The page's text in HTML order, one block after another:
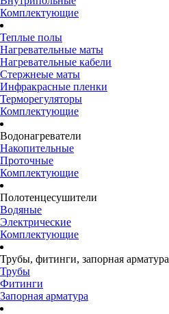
Комплектующие
Теплые полы
Нагревательные маты
Нагревательные кабели
Стержнеые маты
Инфракрасные пленки
Терморегуляторы
Комплектующие
Водонагреватели
Накопительные
Проточные
Комплектующие
Полотенцесушители
Водяные
Электрические
Комплектующие
Трубы, фитинги, запорная арматура
Трубы
Фитинги
Запорная арматура